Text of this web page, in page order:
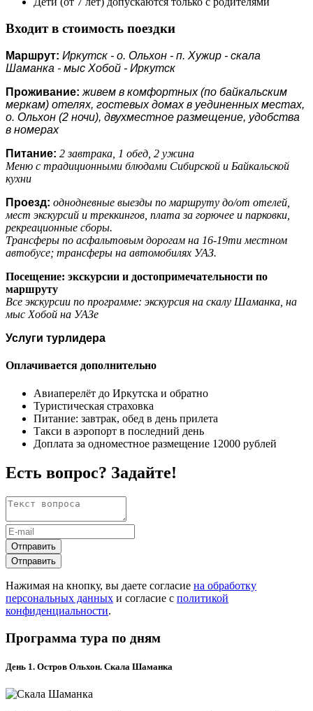
Входит в стоимость поездки
Маршрут: Иркутск - о. Ольхон - п. Хужир - скала
Шаманка - мыс Хобой - Иркутск
Проживание: живем в комфортных (по байкальским
меркам) отелях, гостевых домах в уединенных местах,
о. Ольхон (2 ночи), двухместное размещение, удобства
в номерах
Питание: 2 завтрака, 1 обед, 2 ужина
Меню с традиционными блюдами Сибирской и Байкальской
кухни
Проезд: однодневные выезды по маршруту до/от отелей,
мест экскурсий и треккингов, плата за горючее и парковки,
рекреационные сборы.
Трансферы по асфальтовым дорогам на 16-19ти местном
автобусе; трансферы на автомобилях УАЗ.
Посещение: экскурсии и достопримечательности по
маршруту
Все экскурсии по программе: экскурсия на скалу Шаманка, на
мыс Хобой на УАЗе
Услуги турлидера
Оплачивается дополнительно
Авиаперелёт до Иркутска и обратно
Туристическая страховка
Питание: завтрак, обед в день прилета
Такси в аэропорт в последний день
Доплата за одноместное размещение 12000 рублей
Есть вопрос? Задайте!
Отправить
Отправить
Нажимая на кнопку, вы даете согласие на обработку
персональных данных и согласие с политикой
конфиденциальности.
Программа тура по дням
День 1. Остров Ольхон. Скала Шаманка